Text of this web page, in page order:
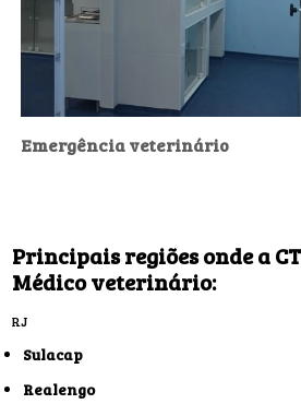
Emergência veterinário
Principais regiões onde a
Médico veterinário:
RJ
Sulacap
Realengo